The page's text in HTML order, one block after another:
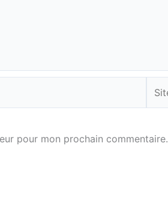
pour mon prochain commentaire.